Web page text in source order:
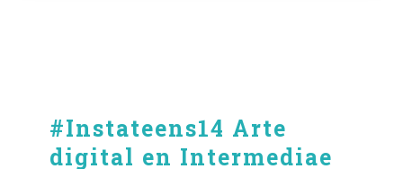
#Instateens14 Arte
digital en Intermediae